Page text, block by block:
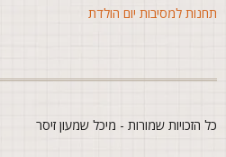
למסיבות יום הולדת
הזכויות שמורות - מיכל שמעון זיסר